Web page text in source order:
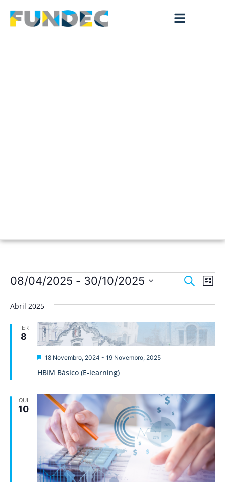
de
e
Pesquisar
de
Lista
08/04/2025 - 30/10/2025
data.
Abril 2025
TER
8
HBIM Básico (E-learning)
Destaque
18 Novembro, 2024 - 19 Novembro, 2025
QUI
10